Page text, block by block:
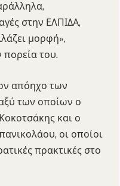
στην ΕΛΠΙΔΑ,
μορφή»,
πορεία του.
απόηχο των
των οποίων ο
και ο
οι οποίοι
πρακτικές στο